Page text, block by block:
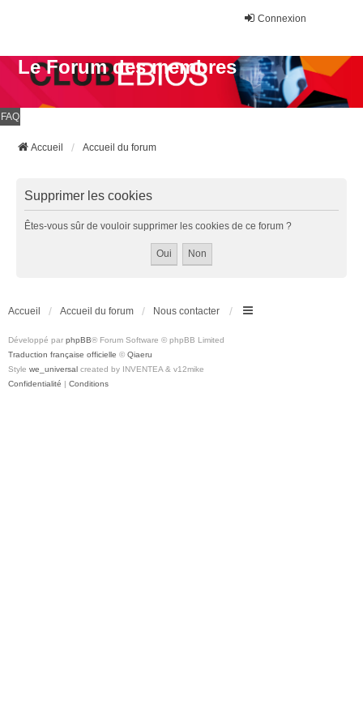
Connexion
Le Forum des membres
FAQ
Accueil Accueil du forum
Supprimer les cookies
Êtes-vous sûr de vouloir supprimer les cookies de ce forum ?
Accueil Accueil du forum Nous contacter
Développé par phpBB® Forum Software © phpBB Limited
Traduction française officielle © Qiaeru
Style we_universal created by INVENTEA & v12mike
Confidentialité | Conditions